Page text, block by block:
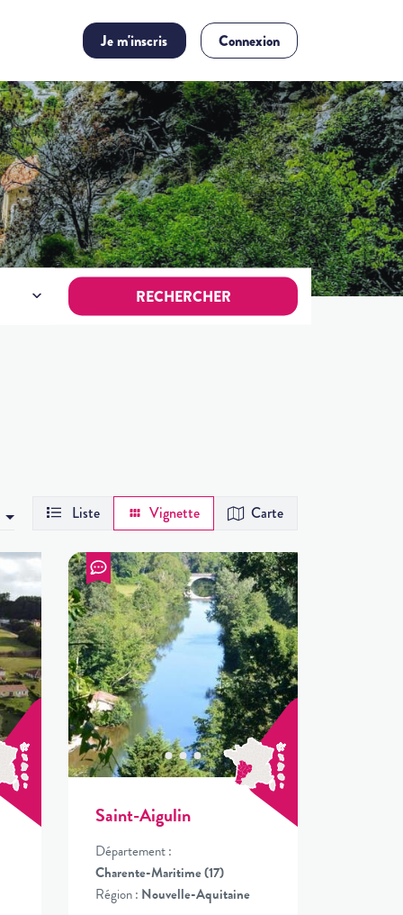
Je m'inscris Connexion
RECHERCHER
Liste Vignette Carte
Saint-Aigulin
Département :
Charente-Maritime (17)
Région : Nouvelle-Aquitaine